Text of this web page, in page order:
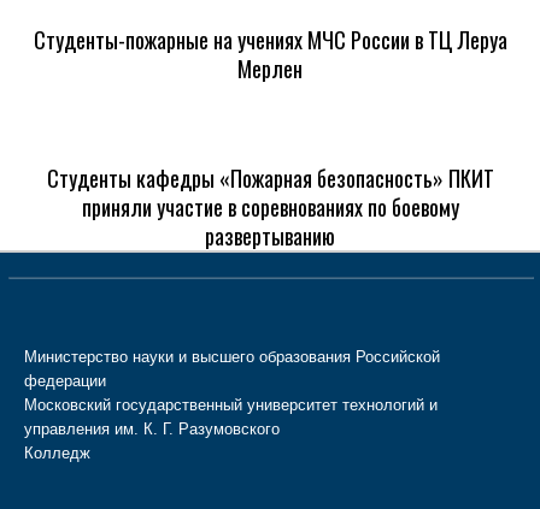
Студенты-пожарные на учениях МЧС России в ТЦ Леруа
Мерлен
Студенты кафедры «Пожарная безопасность» ПКИТ
приняли участие в соревнованиях по боевому
развертыванию
Министерство науки и высшего образования Российской
федерации
Московский государственный университет технологий и
управления им. К. Г. Разумовского
Колледж